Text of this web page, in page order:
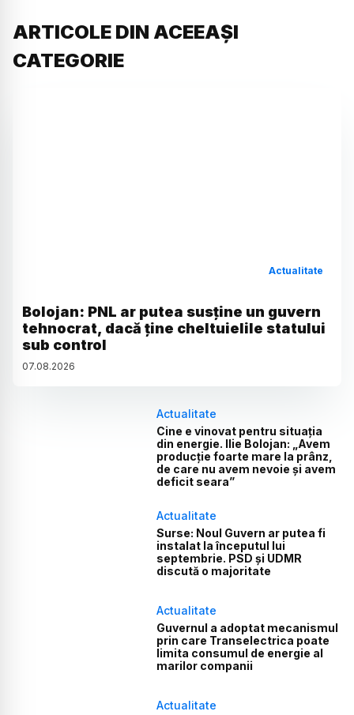
ARTICOLE DIN ACEEAȘI
CATEGORIE
Actualitate
Bolojan: PNL ar putea susține un guvern
tehnocrat, dacă ține cheltuielile statului
sub control
07.08.2026
Actualitate
Cine e vinovat pentru situația
din energie. Ilie Bolojan: „Avem
producție foarte mare la prânz,
de care nu avem nevoie și avem
deficit seara”
Actualitate
Surse: Noul Guvern ar putea fi
instalat la începutul lui
septembrie. PSD și UDMR
discută o majoritate
Actualitate
Guvernul a adoptat mecanismul
prin care Transelectrica poate
limita consumul de energie al
marilor companii
Actualitate